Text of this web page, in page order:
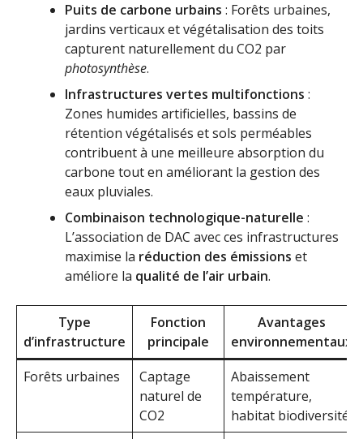
Puits de carbone urbains : Forêts urbaines,
jardins verticaux et végétalisation des toits
capturent naturellement du CO2 par
photosynthèse.
Infrastructures vertes multifonctions :
Zones humides artificielles, bassins de
rétention végétalisés et sols perméables
contribuent à une meilleure absorption du
carbone tout en améliorant la gestion des
eaux pluviales.
Combinaison technologique-naturelle :
L’association de DAC avec ces infrastructures
maximise la réduction des émissions et
améliore la qualité de l’air urbain.
Type
d’infrastructure
Fonction
principale
Avantages
environnementaux
Forêts urbaines
Captage
naturel de
CO2
Abaissement
température,
habitat biodiversité